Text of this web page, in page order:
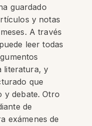
guardado
y notas
A través
leer todas
literatura, y
que
y debate. Otro
de
exámenes de